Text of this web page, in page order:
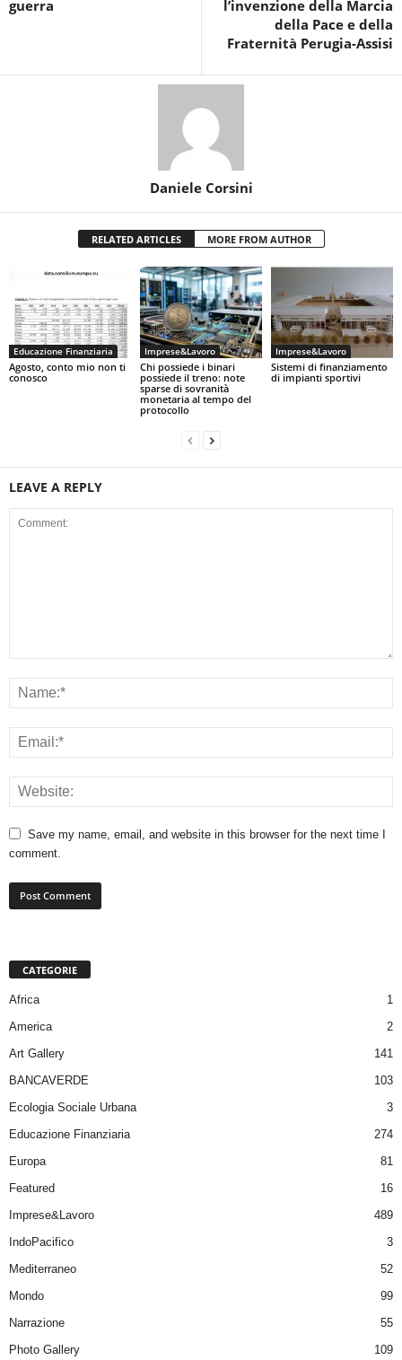
guerra
l’invenzione della Marcia
della Pace e della
Fraternità Perugia-Assisi
Daniele Corsini
RELATED ARTICLES MORE FROM AUTHOR
Educazione Finanziaria
Agosto, conto mio non ti
conosco
Imprese&Lavoro
Chi possiede i binari
possiede il treno: note
sparse di sovranità
monetaria al tempo del
protocollo
Imprese&Lavoro
Sistemi di finanziamento
di impianti sportivi
LEAVE A REPLY
Save my name, email, and website in this browser for the next time I
comment.
CATEGORIE
Africa
1
America
2
Art Gallery
141
BANCAVERDE
103
Ecologia Sociale Urbana
3
Educazione Finanziaria
274
Europa
81
Featured
16
Imprese&Lavoro
489
IndoPacifico
3
Mediterraneo
52
Mondo
99
Narrazione
55
Photo Gallery
109